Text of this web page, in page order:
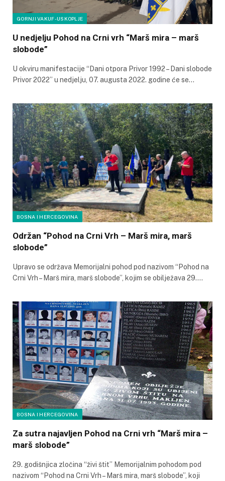
GORNJI VAKUF-USKOPLJE
U nedjelju Pohod na Crni vrh “Marš mira – marš
slobode”
U okviru manifestacije “Dani otpora Privor 1992 – Dani slobode
Privor 2022” u nedjelju, 07. augusta 2022. godine će se…
BOSNA I HERCEGOVINA
Održan “Pohod na Crni Vrh – Marš mira, marš
slobode”
Upravo se održava Memorijalni pohod pod nazivom “Pohod na
Crni Vrh – Marš mira, marš slobode”, kojim se obilježava 29.…
BOSNA I HERCEGOVINA
Za sutra najavljen Pohod na Crni vrh “Marš mira –
marš slobode”
29. godišnjica zločina “živi štit” Memorijalnim pohodom pod
nazivom “Pohod na Crni Vrh – Marš mira, marš slobode”, koji